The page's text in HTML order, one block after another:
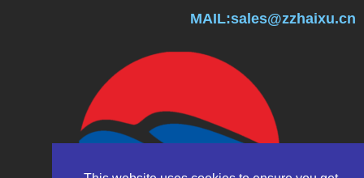
MAIL:sales@zzhaixu.cn